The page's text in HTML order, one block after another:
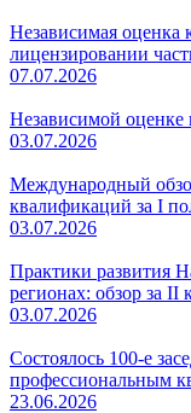
Независимая оценка
лицензировании
07.07.2026
Независимой оценке
03.07.2026
Международный
квалификаций за I
03.07.2026
Практики развития
регионах: обзор за II
03.07.2026
Состоялось 100-е
профессиональным
23.06.2026